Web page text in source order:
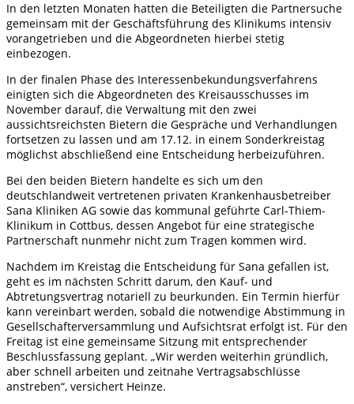
In den letzten Monaten hatten die Beteiligten die Partnersuche
gemeinsam mit der Geschäftsführung des Klinikums intensiv
vorangetrieben und die Abgeordneten hierbei stetig
einbezogen.
In der finalen Phase des Interessenbekundungsverfahrens
einigten sich die Abgeordneten des Kreisausschusses im
November darauf, die Verwaltung mit den zwei
aussichtsreichsten Bietern die Gespräche und Verhandlungen
fortsetzen zu lassen und am 17.12. in einem Sonderkreistag
möglichst abschließend eine Entscheidung herbeizuführen.
Bei den beiden Bietern handelte es sich um den
deutschlandweit vertretenen privaten Krankenhausbetreiber
Sana Kliniken AG sowie das kommunal geführte Carl-Thiem-
Klinikum in Cottbus, dessen Angebot für eine strategische
Partnerschaft nunmehr nicht zum Tragen kommen wird.
Nachdem im Kreistag die Entscheidung für Sana gefallen ist,
geht es im nächsten Schritt darum, den Kauf- und
Abtretungsvertrag notariell zu beurkunden. Ein Termin hierfür
kann vereinbart werden, sobald die notwendige Abstimmung in
Gesellschafterversammlung und Aufsichtsrat erfolgt ist. Für den
Freitag ist eine gemeinsame Sitzung mit entsprechender
Beschlussfassung geplant. „Wir werden weiterhin gründlich,
aber schnell arbeiten und zeitnahe Vertragsabschlüsse
anstreben“, versichert Heinze.